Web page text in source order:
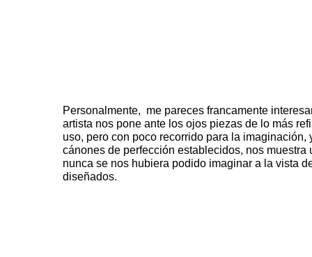
Personalmente, me pareces francamente
artista nos pone ante los ojos piezas de lo más
uso, pero con poco recorrido para la imaginación,
cánones de perfección establecidos, nos
nunca se nos hubiera podido imaginar a la vista
diseñados.